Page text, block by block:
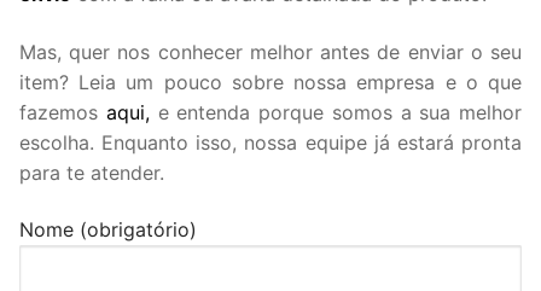
Mas, quer nos conhecer melhor antes de enviar o seu
item? Leia um pouco sobre nossa empresa e o que
fazemos aqui,e entenda porque somos a sua melhor
escolha. Enquanto isso, nossa equipe já estará pronta
para te atender.
Nome (obrigatório)